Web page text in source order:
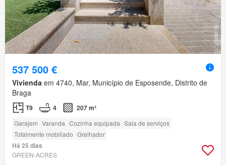
537 500 €
Vivienda em 4740, Mar, Município de Esposende, Distrito de
Braga
T9 4 207 m²
Garajem Varanda Cozinha equipada Sala de serviços
Totalmente mobiliado Grelhador
Há 25 dias
GREEN-ACRES